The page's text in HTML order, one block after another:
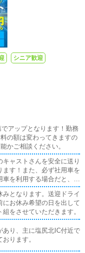
シニア歓迎
アップとなります！勤務
の額は変わってきますの
かご相談ください。
ャストさんを安全に送り
す！また、必ず社用車を
を利用する場合だと、メ
・・いろいろ気になると思
仕事ができます(^^)
となります。送迎ドライ
お休み希望の日を出して
をさせていただきます。
り、主に塩尻北IC付近で
ります。